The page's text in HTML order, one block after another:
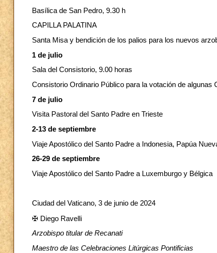
Basílica de San Pedro, 9.30 h
CAPILLA PALATINA
Santa Misa y bendición de los palios para los nuevos
1 de julio
Sala del Consistorio, 9.00 horas
Consistorio Ordinario Público para la votación de algunas
7 de julio
Visita Pastoral del Santo Padre en Trieste
2-13 de septiembre
Viaje Apostólico del Santo Padre a Indonesia, Papúa
26-29 de septiembre
Viaje Apostólico del Santo Padre a Luxemburgo y Bélgica
Ciudad del Vaticano, 3 de junio de 2024
✠ Diego Ravelli
Arzobispo titular de Recanati
Maestro de las Celebraciones Litúrgicas Pontificias